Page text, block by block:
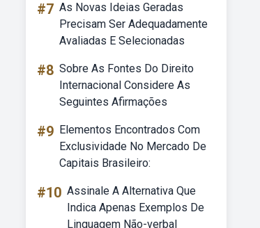
#7 As Novas Ideias Geradas
Precisam Ser Adequadamente
Avaliadas E Selecionadas
#8 Sobre As Fontes Do Direito
Internacional Considere As
Seguintes Afirmações
#9 Elementos Encontrados Com
Exclusividade No Mercado De
Capitais Brasileiro:
#10 Assinale A Alternativa Que
Indica Apenas Exemplos De
Linguagem Não-verbal